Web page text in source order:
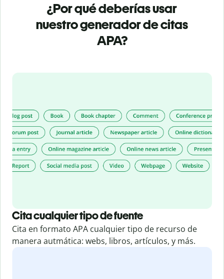
¿Por qué deberías usar
nuestro generador de citas
APA?
Cita cualquier tipo de fuente
Cita en formato APA cualquier tipo de recurso de
manera autmática: webs, libros, artículos, y más.